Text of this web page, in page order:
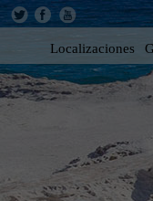
Localizaciones